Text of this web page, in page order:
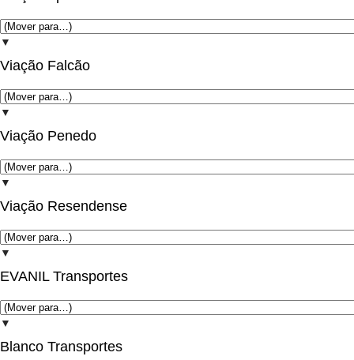
▼
Viação Falcão
▼
Viação Penedo
▼
Viação Resendense
▼
EVANIL Transportes
▼
Blanco Transportes